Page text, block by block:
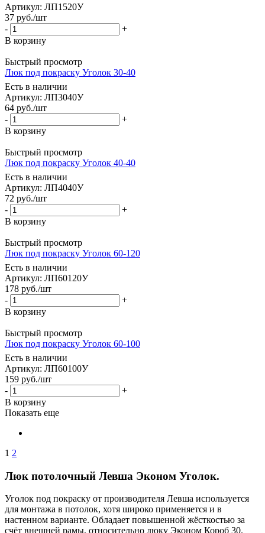
Артикул: ЛП1520У
37 руб./шт
-
+
В корзину
Быстрый просмотр
Люк под покраску Уголок 30-40
Есть в наличии
Артикул: ЛП3040У
64 руб./шт
-
+
В корзину
Быстрый просмотр
Люк под покраску Уголок 40-40
Есть в наличии
Артикул: ЛП4040У
72 руб./шт
-
+
В корзину
Быстрый просмотр
Люк под покраску Уголок 60-120
Есть в наличии
Артикул: ЛП60120У
178 руб./шт
-
+
В корзину
Быстрый просмотр
Люк под покраску Уголок 60-100
Есть в наличии
Артикул: ЛП60100У
159 руб./шт
-
+
В корзину
Показать еще
1 2
Люк потолочный Левша Эконом Уголок.
Уголок под покраску от производителя Левша используется
для монтажа в потолок, хотя широко применяется и в
настенном варианте. Обладает повышенной жёсткостью за
счёт внешней рамы, относительно люку Эконом Короб 30.